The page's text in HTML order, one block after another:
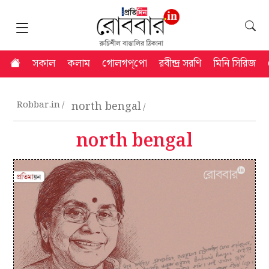
সকাল কলাম গোলগপ্‌পো রবীন্দ্র সরণি মিনি সিরিজ
Robbar.in north bengal
north bengal